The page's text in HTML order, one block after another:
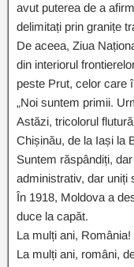
avut puterea de a
delimitați prin granițe
De aceea, Ziua
din interiorul
peste Prut, celor care
„Noi suntem primii.
Astăzi, tricolorul
Chișinău, de la Iași la
Suntem răspândiți,
administrativ, dar uniți
În 1918, Moldova a
duce la capăt.
La mulți ani, România!
La mulți ani, români,